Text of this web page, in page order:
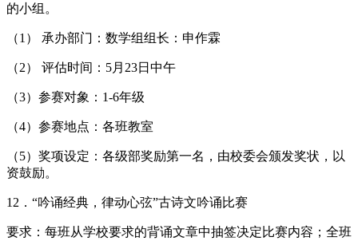
的小组。
（1） 承办部门：数学组组长：申作霖
（2） 评估时间：5月23日中午
（3）参赛对象：1-6年级
（4）参赛地点：各班教室
（5）奖项设定：各级部奖励第一名，由校委会颁发奖状，以
资鼓励。
12．“吟诵经典，律动心弦”古诗文吟诵比赛
要求：每班从学校要求的背诵文章中抽签决定比赛内容；全班